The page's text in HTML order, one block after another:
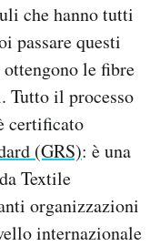
che hanno tutti
passare questi
le fibre
Tutto il processo
certificato
(GRS): è una
Textile
organizzazioni
internazionale